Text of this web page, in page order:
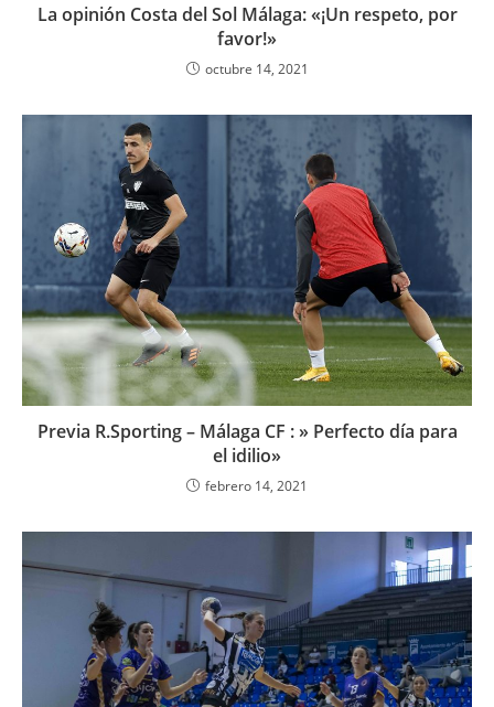
La opinión Costa del Sol Málaga: «¡Un respeto, por
favor!»
octubre 14, 2021
Previa R.Sporting – Málaga CF : » Perfecto día para
el idilio»
febrero 14, 2021